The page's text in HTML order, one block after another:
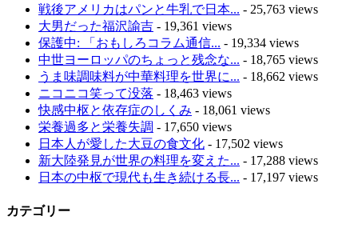
戦後アメリカはパンと牛乳で日本... - 25,763 views
大男だった福沢諭吉 - 19,361 views
保護中: 「おもしろコラム通信... - 19,334 views
中世ヨーロッパのちょっと残念な... - 18,765 views
うま味調味料が中華料理を世界に... - 18,662 views
ニコニコ笑って没落 - 18,463 views
快感中枢と依存症のしくみ - 18,061 views
栄養過多と栄養失調 - 17,650 views
日本人が愛した大豆の食文化 - 17,502 views
新大陸発見が世界の料理を変えた... - 17,288 views
日本の中枢で現代も生き続ける長... - 17,197 views
カテゴリー